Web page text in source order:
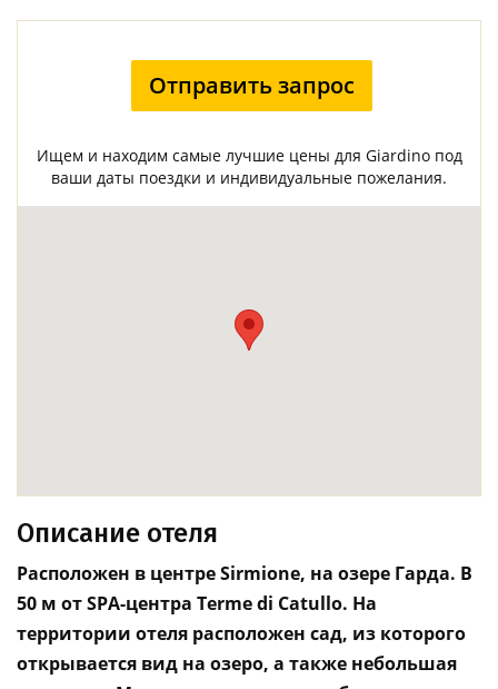
Отправить запрос
Ищем и находим самые лучшие цены для Giardino под
ваши даты поездки и индивидуальные пожелания.
Описание отеля
Расположен в центре Sirmione, на озере Гарда. В
50 м от SPA-центра Terme di Catullo. На
территории отеля расположен сад, из которого
открывается вид на озеро, а также небольшая